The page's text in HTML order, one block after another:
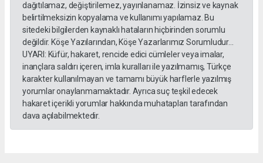
dağıtılamaz, değiştirilemez, yayınlanamaz. İzinsiz ve kaynak
belirtilmeksizin kopyalama ve kullanımı yapılamaz. Bu
sitedeki bilgilerden kaynaklı hataların hiçbirinden sorumlu
değildir. Köşe Yazılarından, Köşe Yazarlarımız Sorumludur...
UYARI: Küfür, hakaret, rencide edici cümleler veya imalar,
inançlara saldırı içeren, imla kuralları ile yazılmamış, Türkçe
karakter kullanılmayan ve tamamı büyük harflerle yazılmış
yorumlar onaylanmamaktadır. Ayrıca suç teşkil edecek
hakaret içerikli yorumlar hakkında muhatapları tarafından
dava açılabilmektedir.